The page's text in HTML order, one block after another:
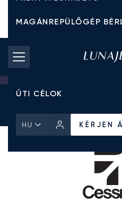
MAGÁNREPÜLŐGÉP
CHARTER ÁRAK
MAGÁNREPÜLŐGÉPEK
ÚTI CÉLOK
HU KÉRJEN